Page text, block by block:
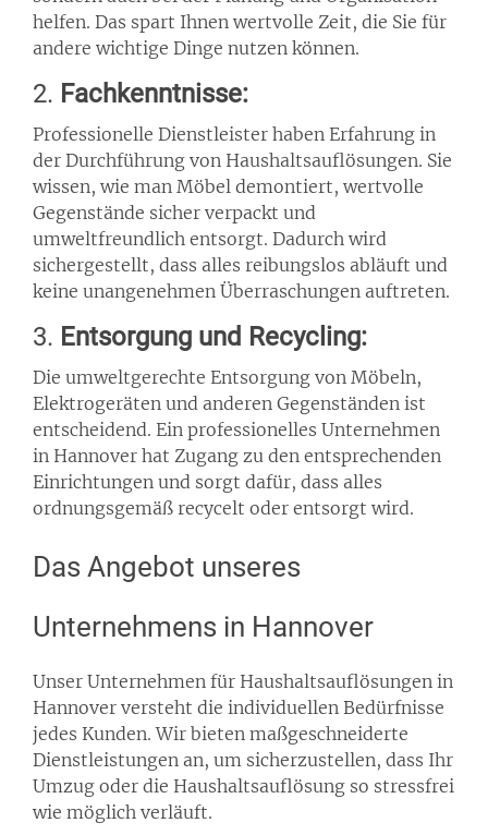
helfen. Das spart Ihnen wertvolle Zeit, die Sie für
andere wichtige Dinge nutzen können.
2. Fachkenntnisse:
Professionelle Dienstleister haben Erfahrung in
der Durchführung von Haushaltsauflösungen. Sie
wissen, wie man Möbel demontiert, wertvolle
Gegenstände sicher verpackt und
umweltfreundlich entsorgt. Dadurch wird
sichergestellt, dass alles reibungslos abläuft und
keine unangenehmen Überraschungen auftreten.
3. Entsorgung und Recycling:
Die umweltgerechte Entsorgung von Möbeln,
Elektrogeräten und anderen Gegenständen ist
entscheidend. Ein professionelles Unternehmen
in Hannover hat Zugang zu den entsprechenden
Einrichtungen und sorgt dafür, dass alles
ordnungsgemäß recycelt oder entsorgt wird.
Das Angebot unseres
Unternehmens in Hannover
Unser Unternehmen für Haushaltsauflösungen in
Hannover versteht die individuellen Bedürfnisse
jedes Kunden. Wir bieten maßgeschneiderte
Dienstleistungen an, um sicherzustellen, dass Ihr
Umzug oder die Haushaltsauflösung so stressfrei
wie möglich verläuft.